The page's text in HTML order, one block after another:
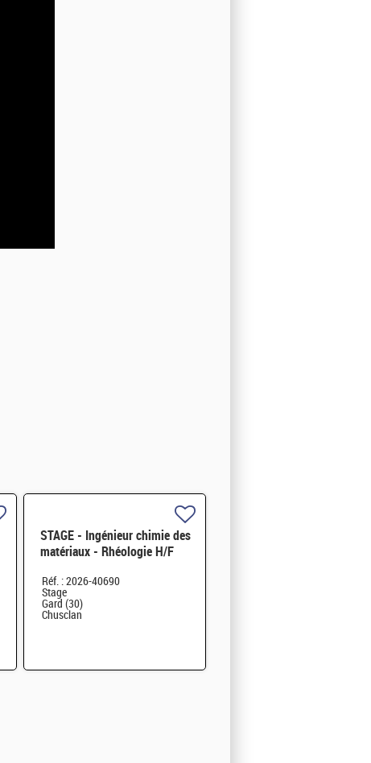
STAGE - Ingénieur chimie des
matériaux - Rhéologie H/F
Réf. : 2026-40690
Stage
Gard (30)
Chusclan